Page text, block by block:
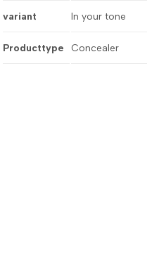
variant In your tone
Producttype Concealer